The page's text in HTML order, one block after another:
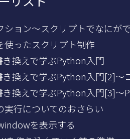
ション～スクリプトでなにが
使ったスクリプト制作
き換えで学ぶPython入門
き換えで学ぶPython入門[2]
き換えで学ぶPython入門[3]～
実行についてのおさらい
を表示する